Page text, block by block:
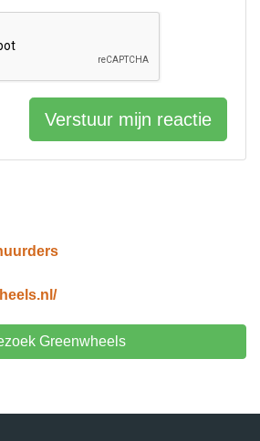
Greenwheels
Verstuur mijn reactie